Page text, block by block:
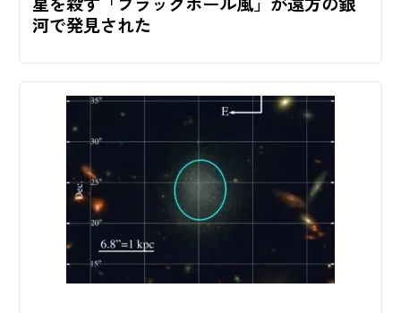
河で発見された